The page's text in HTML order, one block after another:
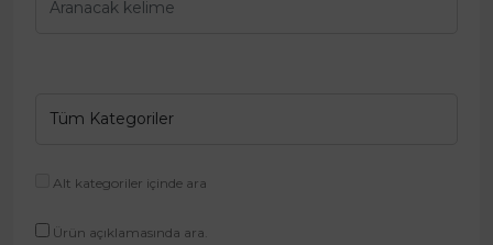
Alt kategoriler içinde ara
Ürün açıklamasında ara.